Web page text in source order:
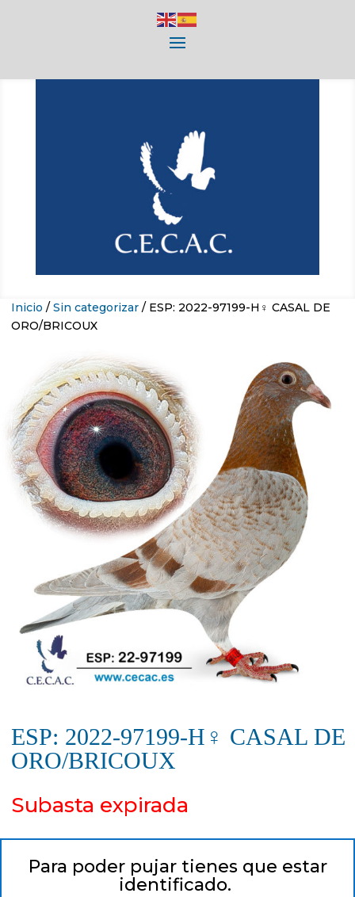
Inicio / Sin categorizar / ESP: 2022-97199-H♀ CASAL DE
ORO/BRICOUX
ESP: 2022-97199-H♀ CASAL DE
ORO/BRICOUX
Subasta expirada
Para poder pujar tienes que estar
identificado.